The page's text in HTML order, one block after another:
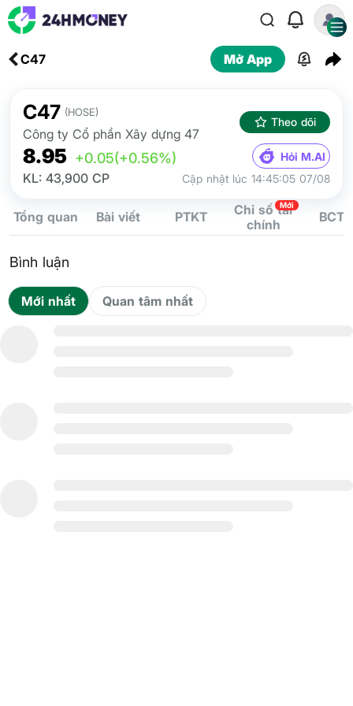
C47 Mở App
C47 (HOSE)
Công ty Cổ phần Xây dựng 47
Theo dõi
8.95 +0.05(+0.56%) Hỏi M.AI
KL: 43,900 CP Cập nhật lúc 14:45:05 07/08
Tổng quan Bài viết PTKT
Chỉ số tài
chính
Mới
BCTC
Bình luận
Quan tâm nhất
Mới nhất